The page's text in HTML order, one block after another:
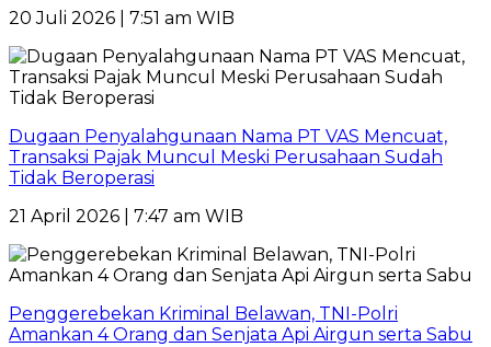
20 Juli 2026 | 7:51 am WIB
Dugaan Penyalahgunaan Nama PT VAS Mencuat,
Transaksi Pajak Muncul Meski Perusahaan Sudah
Tidak Beroperasi
21 April 2026 | 7:47 am WIB
Penggerebekan Kriminal Belawan, TNI-Polri
Amankan 4 Orang dan Senjata Api Airgun serta Sabu